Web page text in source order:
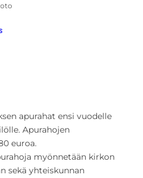
apurahat ensi vuodelle
Apurahojen
euroa.
myönnetään kirkon
sekä yhteiskunnan